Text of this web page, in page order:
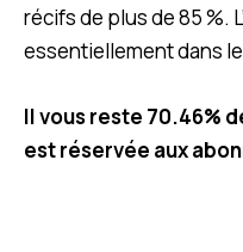
récifs de plus de 85 %.
essentiellement dans
Il vous reste 70.46%
est réservée aux